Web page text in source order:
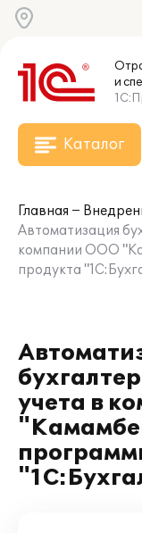
и
Каталог
Главная
Автоматизация
компании ООО
продукта
учета в